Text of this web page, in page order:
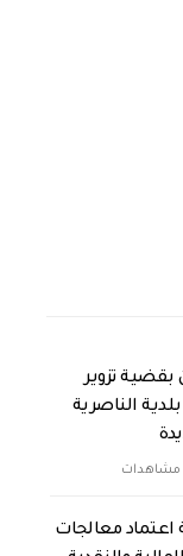
بقضية تزوير
الناصرية
اعتماد معالجات